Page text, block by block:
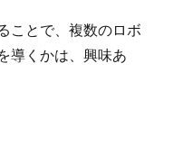
ことで、複数のロボ
導くかは、興味あ